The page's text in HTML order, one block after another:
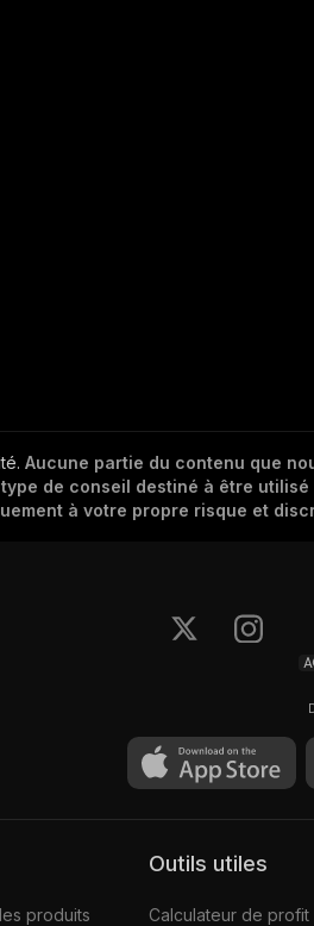
. Aucune partie du contenu que
de conseil destiné à être
à votre propre risque et
produits
Outils utiles
Calculateur de profit